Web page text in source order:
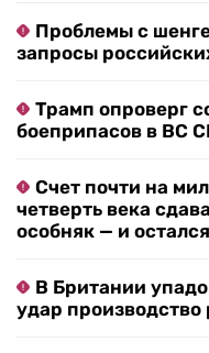
Проблемы с
запросы
Трамп опроверг
боеприпасов в ВС
Счет почти на
четверть века
особняк — и
В Британии
удар производство